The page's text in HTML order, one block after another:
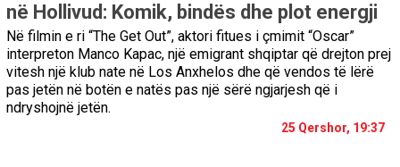
në Hollivud: Komik, bindës dhe plot energji
Në filmin e ri “The Get Out”, aktori fitues i çmimit “Oscar”
interpreton Manco Kapac, një emigrant shqiptar që drejton prej
vitesh një klub nate në Los Anxhelos dhe që vendos të lërë
pas jetën në botën e natës pas një sërë ngjarjesh që i
ndryshojnë jetën.
25 Qershor, 19:37